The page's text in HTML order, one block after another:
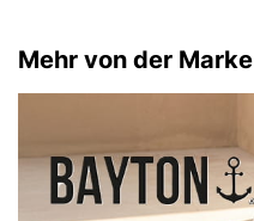
Mehr von der Marke